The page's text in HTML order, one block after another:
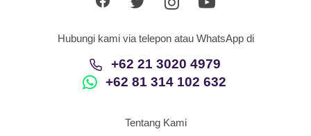
Hubungi kami via telepon atau WhatsApp di
+62 21 3020 4979
+62 81 314 102 632
Tentang Kami